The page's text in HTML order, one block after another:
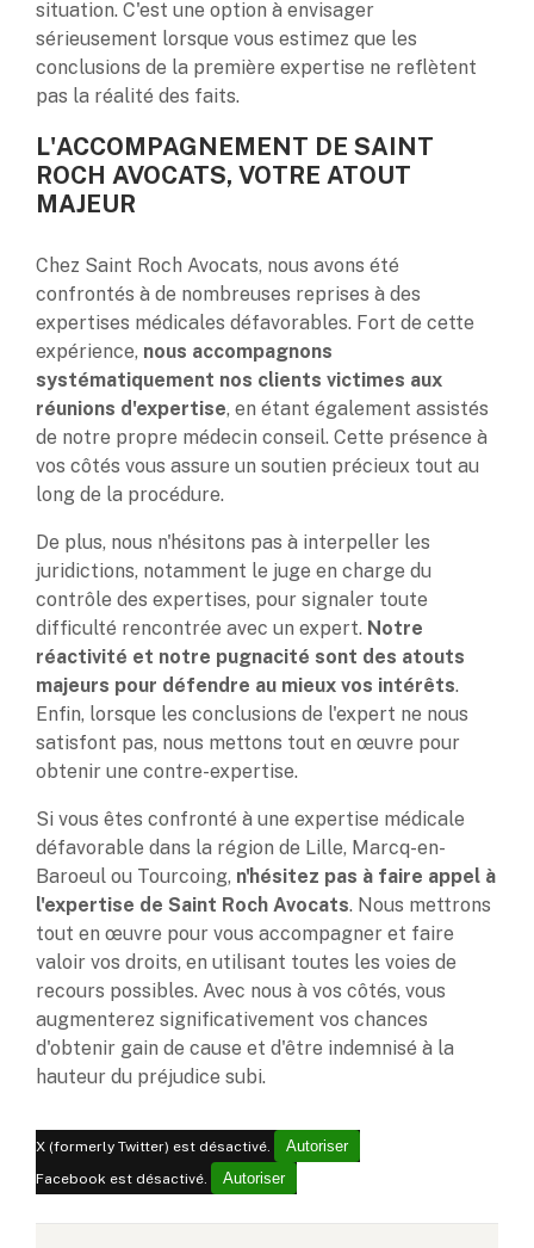
situation. C'est une option à envisager
sérieusement lorsque vous estimez que les
conclusions de la première expertise ne reflètent
pas la réalité des faits.
L'ACCOMPAGNEMENT DE SAINT
ROCH AVOCATS, VOTRE ATOUT
MAJEUR
Chez Saint Roch Avocats, nous avons été
confrontés à de nombreuses reprises à des
expertises médicales défavorables. Fort de cette
expérience, nous accompagnons
systématiquement nos clients victimes aux
réunions d'expertise, en étant également assistés
de notre propre médecin conseil. Cette présence à
vos côtés vous assure un soutien précieux tout au
long de la procédure.
De plus, nous n'hésitons pas à interpeller les
juridictions, notamment le juge en charge du
contrôle des expertises, pour signaler toute
difficulté rencontrée avec un expert. Notre
réactivité et notre pugnacité sont des atouts
majeurs pour défendre au mieux vos intérêts.
Enfin, lorsque les conclusions de l'expert ne nous
satisfont pas, nous mettons tout en œuvre pour
obtenir une contre-expertise.
Si vous êtes confronté à une expertise médicale
défavorable dans la région de Lille, Marcq-en-
Baroeul ou Tourcoing, n'hésitez pas à faire appel à
l'expertise de Saint Roch Avocats. Nous mettrons
tout en œuvre pour vous accompagner et faire
valoir vos droits, en utilisant toutes les voies de
recours possibles. Avec nous à vos côtés, vous
augmenterez significativement vos chances
d'obtenir gain de cause et d'être indemnisé à la
hauteur du préjudice subi.
X (formerly Twitter) est désactivé. Autoriser
Facebook est désactivé. Autoriser